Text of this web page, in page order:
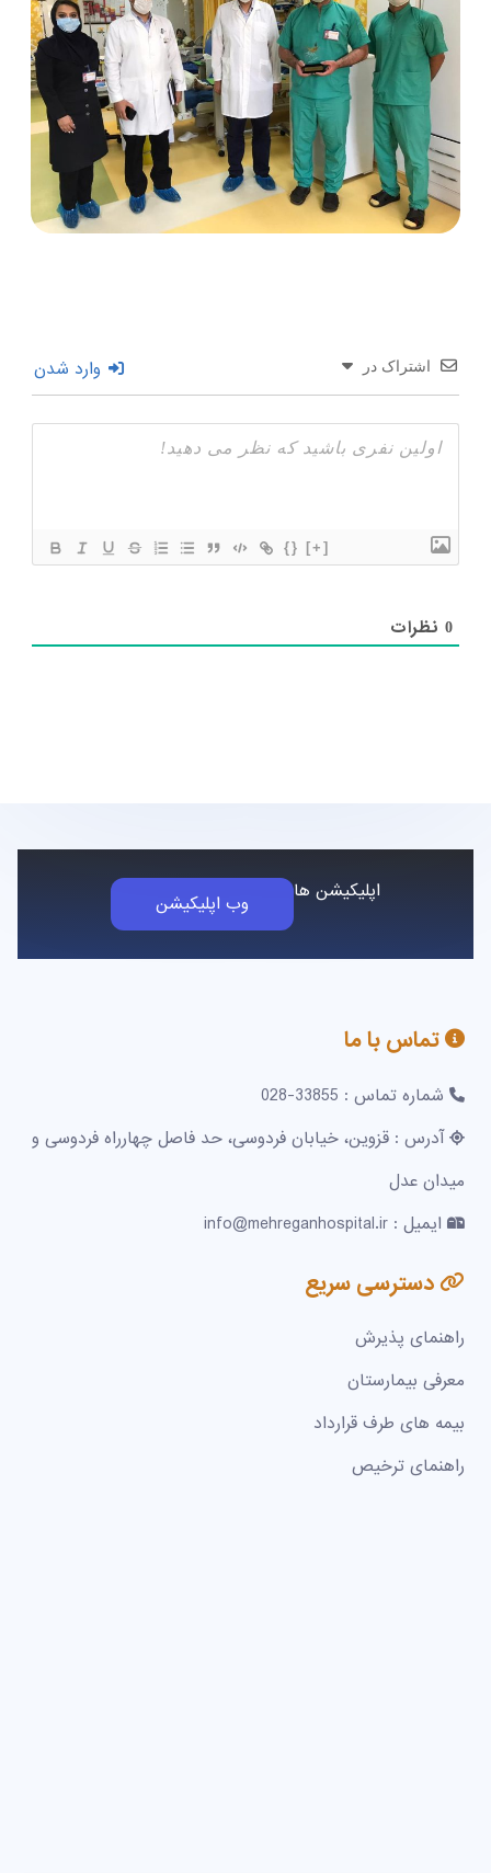
اشتراک در وارد شدن
{} [+]
0 نظرات
اپلیکیشن ها وب اپلیکیشن
تماس با ما
شماره تماس : 33855-028
آدرس : قزوین، خیابان فردوسی، حد فاصل چهارراه فردوسی و
میدان عدل
ایمیل : info@mehreganhospital.ir
دسترسی سریع
راهنمای پذیرش
معرفی بیمارستان
بیمه های طرف قرارداد
راهنمای ترخیص